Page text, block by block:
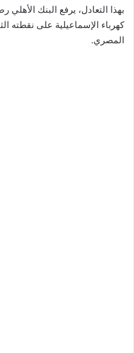
بهذا التعادل، يرفع البنك
كهرباء الإسماعيلية على نقطته
المصري.